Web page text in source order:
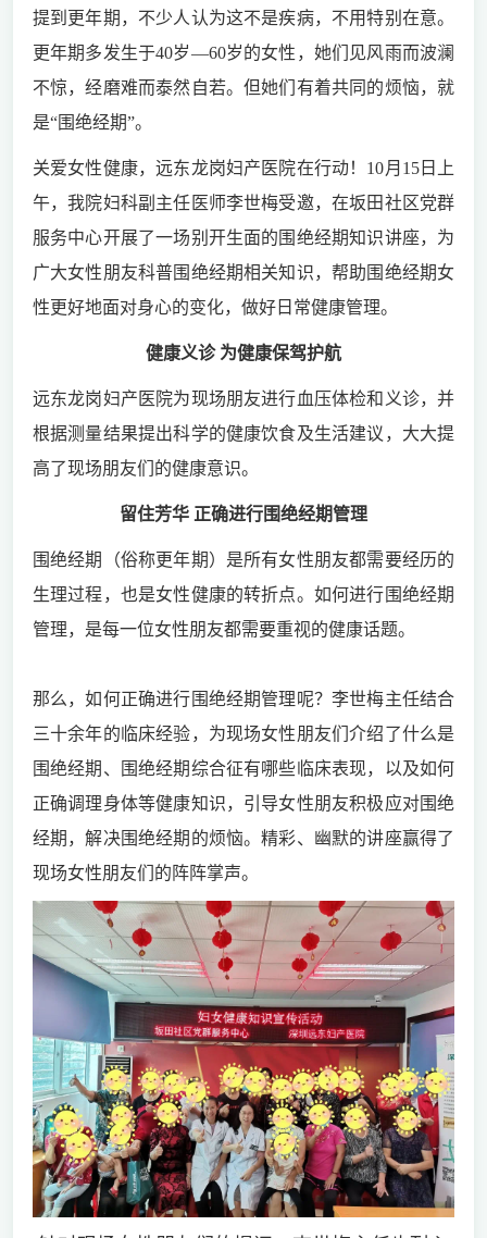
提到更年期，不少人认为这不是疾病，不用特别在意。
更年期多发生于40岁—60岁的女性，她们见风雨而波澜
不惊，经磨难而泰然自若。但她们有着共同的烦恼，就
是“围绝经期”。
关爱女性健康，远东龙岗妇产医院在行动！10月15日上
午，我院妇科副主任医师李世梅受邀，在坂田社区党群
服务中心开展了一场别开生面的围绝经期知识讲座，为
广大女性朋友科普围绝经期相关知识，帮助围绝经期女
性更好地面对身心的变化，做好日常健康管理。
健康义诊 为健康保驾护航
远东龙岗妇产医院为现场朋友进行血压体检和义诊，并
根据测量结果提出科学的健康饮食及生活建议，大大提
高了现场朋友们的健康意识。
留住芳华 正确进行围绝经期管理
围绝经期（俗称更年期）是所有女性朋友都需要经历的
生理过程，也是女性健康的转折点。 如何进行围绝经期
管理，是每一位女性朋友都需要重视的健康话题。
那么，如何正确进行围绝经期管理呢？李世梅主任结合
三十余年的临床经验，为现场女性朋友们介绍了什么是
围绝经期、围绝经期综合征有哪些临床表现，以及如何
正确调理身体等健康知识，引导女性朋友积极应对围绝
经期，解决围绝经期的烦恼。精彩、幽默的讲座赢得了
现场女性朋友们的阵阵掌声。